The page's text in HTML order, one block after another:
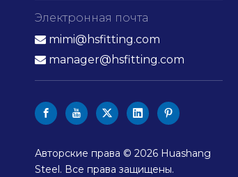
Электронная почта
 mimi@hsfitting.com
 manager@hsfitting.com
Авторские права © 2026 Huashang
Steel. Все права защищены.